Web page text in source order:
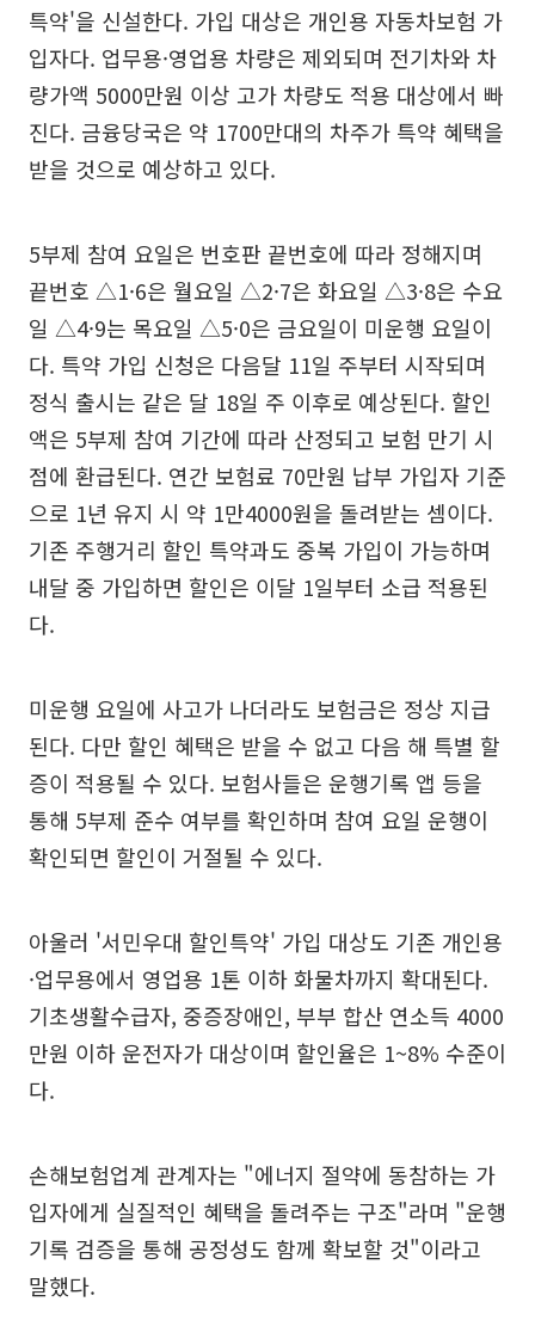
특약'을 신설한다. 가입 대상은 개인용 자동차보험 가
입자다. 업무용·영업용 차량은 제외되며 전기차와 차
량가액 5000만원 이상 고가 차량도 적용 대상에서 빠
진다. 금융당국은 약 1700만대의 차주가 특약 혜택을
받을 것으로 예상하고 있다.
5부제 참여 요일은 번호판 끝번호에 따라 정해지며
끝번호 △1·6은 월요일 △2·7은 화요일 △3·8은 수요
일 △4·9는 목요일 △5·0은 금요일이 미운행 요일이
다. 특약 가입 신청은 다음달 11일 주부터 시작되며
정식 출시는 같은 달 18일 주 이후로 예상된다. 할인
액은 5부제 참여 기간에 따라 산정되고 보험 만기 시
점에 환급된다. 연간 보험료 70만원 납부 가입자 기준
으로 1년 유지 시 약 1만4000원을 돌려받는 셈이다.
기존 주행거리 할인 특약과도 중복 가입이 가능하며
내달 중 가입하면 할인은 이달 1일부터 소급 적용된
다.
미운행 요일에 사고가 나더라도 보험금은 정상 지급
된다. 다만 할인 혜택은 받을 수 없고 다음 해 특별 할
증이 적용될 수 있다. 보험사들은 운행기록 앱 등을
통해 5부제 준수 여부를 확인하며 참여 요일 운행이
확인되면 할인이 거절될 수 있다.
아울러 '서민우대 할인특약' 가입 대상도 기존 개인용
·업무용에서 영업용 1톤 이하 화물차까지 확대된다.
기초생활수급자, 중증장애인, 부부 합산 연소득 4000
만원 이하 운전자가 대상이며 할인율은 1~8% 수준이
다.
손해보험업계 관계자는 "에너지 절약에 동참하는 가
입자에게 실질적인 혜택을 돌려주는 구조"라며 "운행
기록 검증을 통해 공정성도 함께 확보할 것"이라고
말했다.